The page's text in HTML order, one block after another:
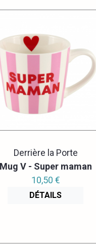
Derrière la Porte
V - Super maman
10,50 €
DÉTAILS